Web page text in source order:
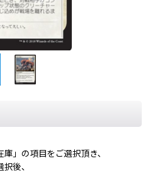
」の項目をご選択頂き、
後、